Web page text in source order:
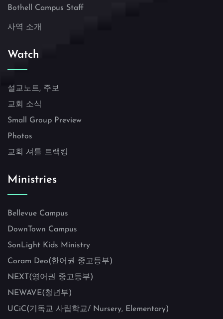
Bothell Campus Staff
사역 소개
Watch
설교노트, 주보
교회 소식
Small Group Preview
Photos
교회 셔틀 트랙킹
Ministries
Bellevue Campus
DownTown Campus
SonLight Kids Ministry
Coram Deo(한어권 중고등부)
NEXT(영어권 중고등부)
NEWAVE(청년부)
UCiC(기독교 사립학교/ Nursery, Elementary)